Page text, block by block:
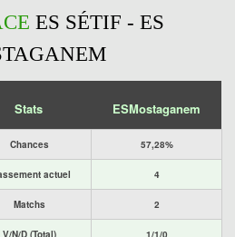
ES SÉTIF - ES
Stats ESMostaganem
Chances 57,28%
actuel 4
Matchs 2
V/N/D (Total) 1/1/0